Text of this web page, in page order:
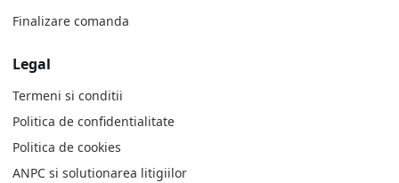
Finalizare comanda
Legal
Termeni si conditii
Politica de confidentialitate
Politica de cookies
ANPC si solutionarea litigiilor